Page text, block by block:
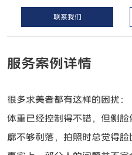
联系我们
服务案例详情
很多求美者都有这样的困扰：
体重已经控制得不错，但侧
廓不够利落，拍照时总觉得脸